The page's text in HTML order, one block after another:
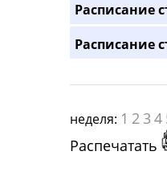
Расписание
Расписание
неделя: 1 2 3 4
Распечатать